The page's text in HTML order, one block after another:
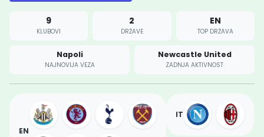
9
KLUBOVI
2
DRŽAVE
EN
TOP DRŽAVA
Napoli
NAJNOVIJA VEZA
Newcastle United
ZADNJA AKTIVNOST
EN
IT